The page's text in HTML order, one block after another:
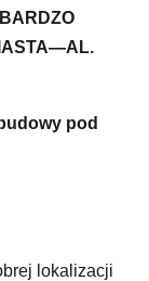
pod
lokalizacji